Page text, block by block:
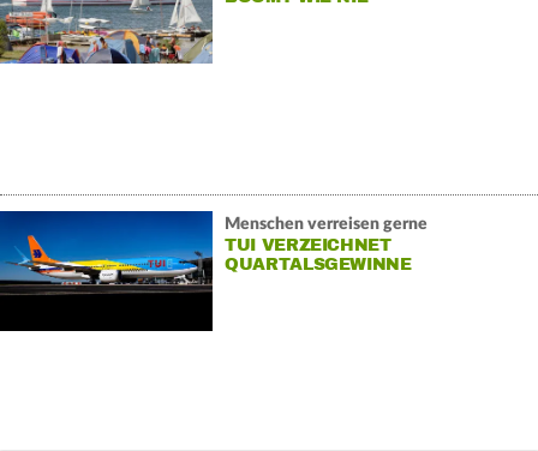
Menschen verreisen gerne
TUI VERZEICHNET
QUARTALSGEWINNE